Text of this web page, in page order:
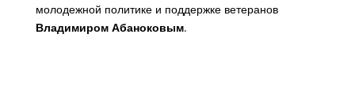
молодежной политике и поддержке ветеранов
Владимиром Абаноковым.